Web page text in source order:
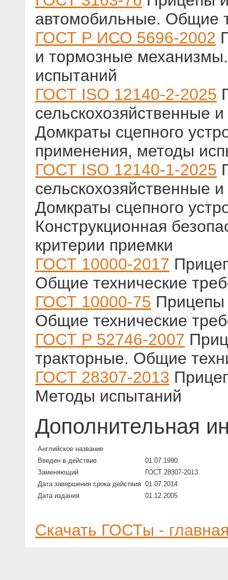
автомобильные. Общие
ГОСТ Р ИСО 5696-2002
и тормозные
испытаний
ГОСТ ISO 12140-2-2025
сельскохозяйственные
Домкраты сцепного
применения, методы
ГОСТ ISO 12140-1-2025
сельскохозяйственные
Домкраты сцепного
Конструкционная
критерии приемки
ГОСТ 10000-2017
Общие технические
ГОСТ 10000-75 Прицепы
Общие технические
ГОСТ Р 52746-2007
тракторные. Общие
ГОСТ 28307-2013
Методы испытаний
Дополнительная
Английское название
Введен в действие
01.07.1990
Заменяющий
ГОСТ 28307-2013
Дата завершения срока действия 01.07.2014
Дата издания
01.12.2005
Скачать ГОСТы -